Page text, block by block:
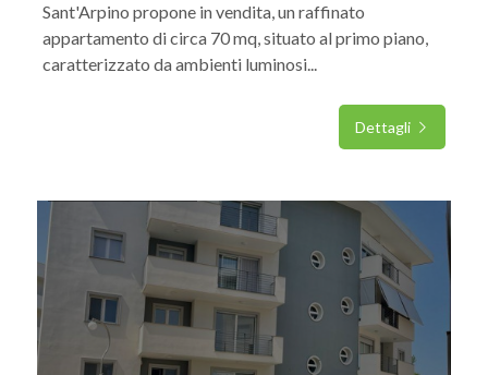
Sant'Arpino propone in vendita, un raffinato
appartamento di circa 70 mq, situato al primo piano,
caratterizzato da ambienti luminosi...
Dettagli